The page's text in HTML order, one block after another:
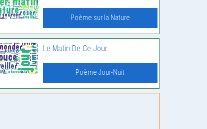
Poème sur la Nature
Le Matin De Ce Jour.
Poème Jour-Nuit